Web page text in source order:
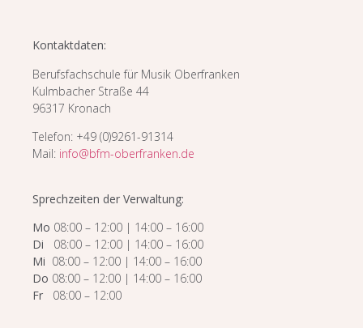
Kontaktdaten:
Berufsfachschule für Musik Oberfranken
Kulmbacher Straße 44
96317 Kronach
Telefon: +49 (0)9261-91314
Mail: info@bfm-oberfranken.de
Sprechzeiten der Verwaltung:
Mo 08:00 – 12:00 | 14:00 – 16:00
Di 08:00 – 12:00 | 14:00 – 16:00
Mi 08:00 – 12:00 | 14:00 – 16:00
Do 08:00 – 12:00 | 14:00 – 16:00
Fr 08:00 – 12:00